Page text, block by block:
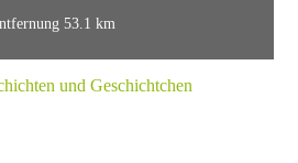
53.1 km